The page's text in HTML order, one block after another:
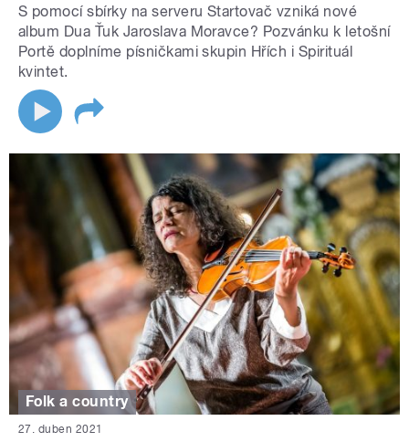
S pomocí sbírky na serveru Startovač vzniká nové
album Dua Ťuk Jaroslava Moravce? Pozvánku k letošní
Portě doplníme písničkami skupin Hřích i Spirituál
kvintet.
Folk a country
27. duben 2021